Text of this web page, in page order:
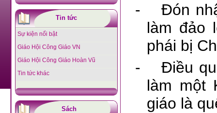
Tin tức
Sự kiện nổi bật
Giáo Hội Công Giáo VN
Giáo Hội Công Giáo Hoàn Vũ
Tin tức khác
Sách
-
Đón
làm đảo
phái bị
-
Điều
làm một
giáo là